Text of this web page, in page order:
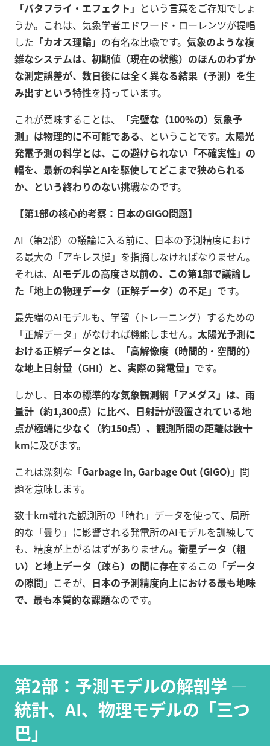
「バタフライ・エフェクト」 という言葉をご存知でしょ
うか。これは、気象学者エドワード・ローレンツが提唱
した 「カオス理論」 の有名な比喩です。 気象のような複
雑なシステムは、初期値（現在の状態）のほんのわずか
な測定誤差が、数日後には全く異なる結果（予測）を生
み出すという特性を持っています。
これが意味することは、
「完璧な（100%の）気象予
測」は物理的に不可能である、ということです。 太陽光
発電予測の科学とは、この避けられない「不確実性」の
幅を、最新の科学とAIを駆使してどこまで狭められる
か、という終わりのない挑戦なのです。
【第1部の核心的考察：日本のGIGO問題】
AI（第2部）の議論に入る前に、日本の予測精度におけ
る最大の「アキレス腱」を指摘しなければなりません。
それは、 AIモデルの高度さ以前の、この第1部で議論し
た「地上の物理データ（正解データ）の不足」 です。
最先端のAIモデルも、学習（トレーニング）するための
「正解データ」がなければ機能しません。 太陽光予測に
おける正解データとは、「高解像度（時間的・空間的）
な地上日射量（GHI）と、実際の発電量」 です。
しかし、 日本の標準的な気象観測網「アメダス」は、雨
量計（約1,300点）に比べ、日射計が設置されている地
点が極端に少なく（約150点）、観測所間の距離は数十
kmに及びます。
これは深刻な「Garbage In, Garbage Out (GIGO) 」問
題を意味します。
数十km離れた観測所の「晴れ」データを使って、局所
的な「曇り」に影響される発電所のAIモデルを訓練して
も、精度が上がるはずがありません。 衛星データ（粗
い）と地上データ（疎ら）の間に存在するこの「データ
の隙間 」こそが、 日本の予測精度向上における最も地味
で、最も本質的な課題なのです。
第2部：予測モデルの解剖学 —
統計、AI、物理モデルの「三つ
巴」